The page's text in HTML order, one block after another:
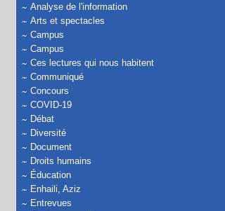
Analyse de l'information
Arts et spectacles
Campus
Campus
Ces lectures qui nous habitent
Communiqué
Concours
COVID-19
Débat
Diversité
Document
Droits humains
Éducation
Enhaili, Aziz
Entrevues